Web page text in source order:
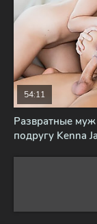
Развратные
подругу Kenna
54:11